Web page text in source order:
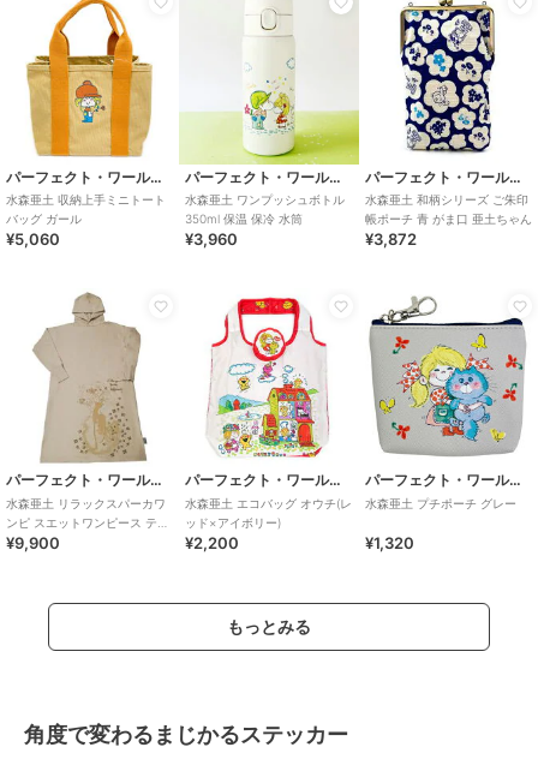
パーフェクト・ワールド・トーキョー
水森亜土 収納上手ミニトート
バッグ ガール
¥5,060
パーフェクト・ワールド・トーキョー
水森亜土 ワンプッシュボトル
350ml 保温 保冷 水筒
¥3,960
パーフェクト・ワールド・トーキョー
水森亜土 和柄シリーズ ご朱印
帳ポーチ 青 がま口 亜土ちゃん
¥3,872
パーフェクト・ワールド・トーキョー
水森亜土 リラックスパーカワ
ンピ スエットワンピース ティ
ー ベージュ
¥9,900
パーフェクト・ワールド・トーキョー
水森亜土 エコバッグ オウチ(レ
ッド×アイボリー)
¥2,200
パーフェクト・ワールド・トーキョー
水森亜土 プチポーチ グレー
¥1,320
もっとみる
角度で変わるまじかるステッカー